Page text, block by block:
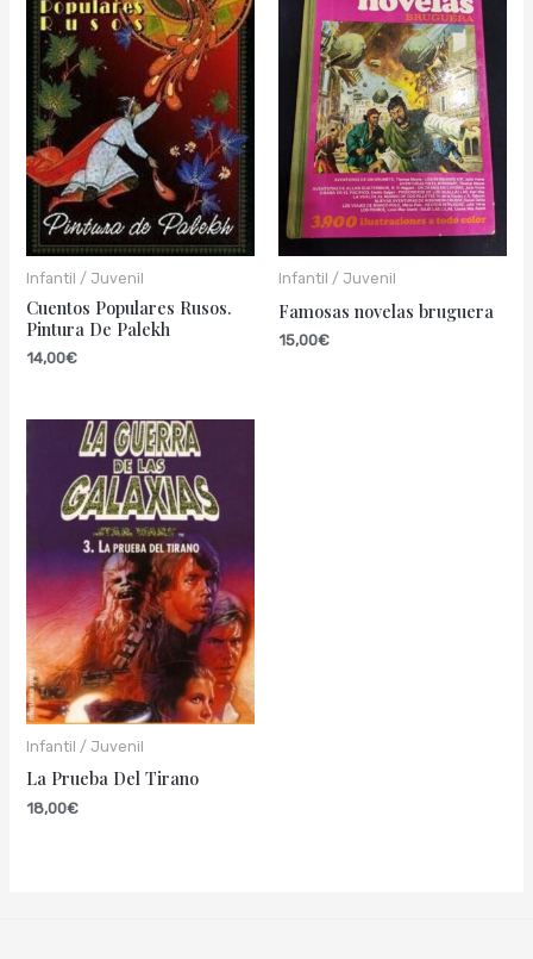
Infantil / Juvenil
Cuentos Populares Rusos.
Pintura De Palekh
14,00€
Infantil / Juvenil
Famosas novelas bruguera
15,00€
Infantil / Juvenil
La Prueba Del Tirano
18,00€